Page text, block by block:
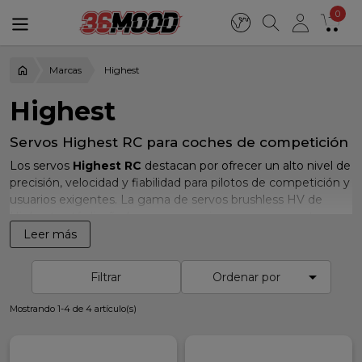
0
Marcas Highest
Highest
Servos Highest RC para coches de competición
Los servos Highest RC destacan por ofrecer un alto nivel de
precisión, velocidad y fiabilidad para pilotos de competición y
usuarios exigentes. La gama de servos brushless HV de
rápida, gran fuerza de dirección y un control estable incluso
en las condiciones más extremas de uso.
En 36Mood encontrarás diferentes modelos deservos
Highest para coches RC 1/8, ideales para buggy, truggy,
touring y otras aplicaciones donde el rendimiento de la
Leer más
Filtrar Ordenar por 
Mostrando 1-4 de 4 artículo(s)